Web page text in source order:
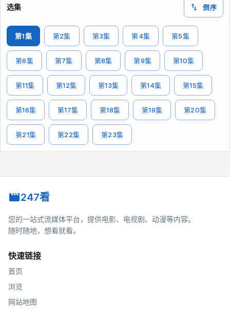
选集 倒序
第1集 第2集 第3集 第4集 第5集
第6集 第7集 第8集 第9集 第10集
第11集 第12集 第13集 第14集 第15集
第16集 第17集 第18集 第19集 第20集
第21集 第22集 第23集
247看
您的一站式流媒体平台，提供电影、电视剧、动漫等内容。
随时随地，想看就看。
快速链接
首页
浏览
网站地图